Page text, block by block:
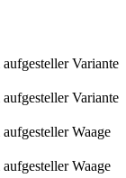
Variante
Variante
Waage
Waage